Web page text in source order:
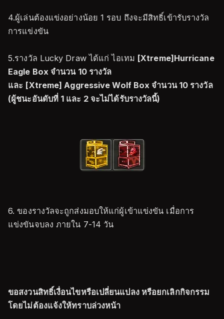
4.ผู้เล่นต้องแข่งอย่างน้อย 1 รอบ ถึงจะมีสิทธิ์เข้ารับรางวัล
การแข่งขัน
5.รางวัล Lucky Draw ได้แก่ ไอเทม [Xtreme]Hurricane
Eagle Box จำนวน 10 รางวัล
และ [Xtreme] Aggressive Wolf Box จำนวน 10 รางวัล
(ผู้ชนะอันดับที่ 1 และ 2 จะไม่ได้รับรางวัลนี้)
6. ของรางวัลจะถูกส่งมอบให้แก่ผู้เข้าแข่งขัน เมื่อการ
แข่งขันจบลง ภายใน 7-14 วัน
ขอสงวนสิทธิ์เงื่อนไขหรือเปลี่ยนแปลง หรือยกเลิกกิจกรรม
โดยไม่ต้องแจ้งให้ทราบล่วงหน้า